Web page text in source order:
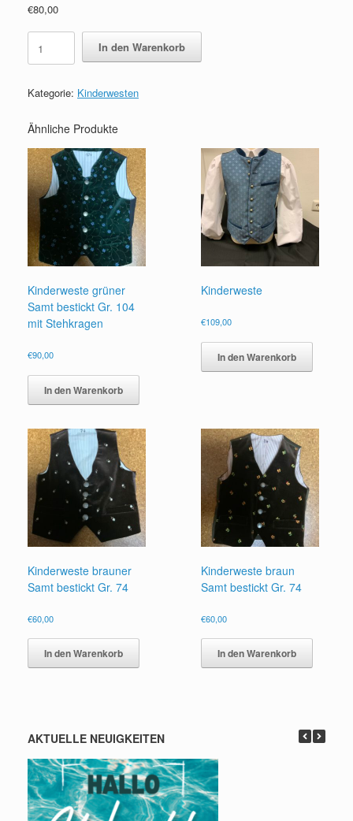
€80,00
Kinderweste
roter
Samt
Gr.
Menge
In den Warenkorb
Kategorie: Kinderwesten
Ähnliche Produkte
Kinderweste grüner
Samt bestickt Gr. 104
mit Stehkragen
€90,00
In den Warenkorb
Kinderweste
€109,00
In den Warenkorb
Kinderweste brauner
Samt bestickt Gr. 74
€60,00
In den Warenkorb
Kinderweste braun
Samt bestickt Gr. 74
€60,00
In den Warenkorb
AKTUELLE NEUIGKEITEN